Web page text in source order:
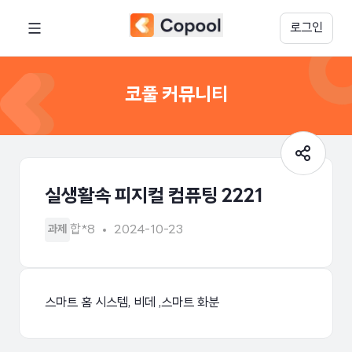
로그인
코풀 커뮤니티
실생활속 피지컬 컴퓨팅 2221
과제 합*8 2024-10-23
스마트 홈 시스템, 비데 ,스마트 화분